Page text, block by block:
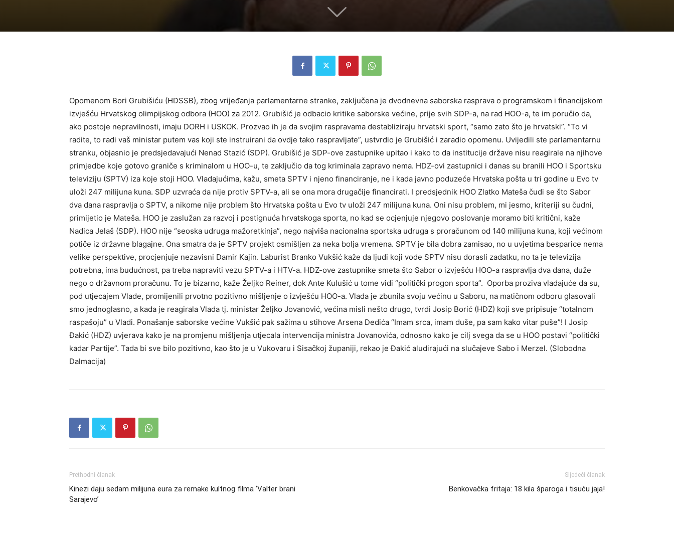
Opomenom Bori Grubišiću (HDSSB), zbog vrijeđanja parlamentarne stranke, zaključena je dvodnevna saborska rasprava o programskom i financijskom
izvješću Hrvatskog olimpijskog odbora (HOO) za 2012. Grubišić je odbacio kritike saborske većine, prije svih SDP-a, na rad HOO-a, te im poručio da,
ako postoje nepravilnosti, imaju DORH i USKOK. Prozvao ih je da svojim raspravama destabliziraju hrvatski sport, “samo zato što je hrvatski”. “To vi
radite, to radi vaš ministar putem vas koji ste instruirani da ovdje tako raspravljate”, ustvrdio je Grubišić i zaradio opomenu. Uvijedili ste parlamentarnu
stranku, objasnio je predsjedavajući Nenad Stazić (SDP). Grubišić je SDP-ove zastupnike upitao i kako to da institucije države nisu reagirale na njihove
primjedbe koje gotovo graniče s kriminalom u HOO-u, te zaključio da tog kriminala zapravo nema. HDZ-ovi zastupnici i danas su branili HOO i Sportsku
televiziju (SPTV) iza koje stoji HOO. Vladajućima, kažu, smeta SPTV i njeno financiranje, ne i kada javno poduzeće Hrvatska pošta u tri godine u Evo tv
uloži 247 milijuna kuna. SDP uzvraća da nije protiv SPTV-a, ali se ona mora drugačije financirati. I predsjednik HOO Zlatko Mateša čudi se što Sabor
dva dana raspravlja o SPTV, a nikome nije problem što Hrvatska pošta u Evo tv uloži 247 milijuna kuna. Oni nisu problem, mi jesmo, kriteriji su čudni,
primijetio je Mateša. HOO je zaslužan za razvoj i postignuća hrvatskoga sporta, no kad se ocjenjuje njegovo poslovanje moramo biti kritični, kaže
Nadica Jelaš (SDP). HOO nije “seoska udruga mažoretkinja”, nego najviša nacionalna sportska udruga s proračunom od 140 milijuna kuna, koji većinom
potiče iz državne blagajne. Ona smatra da je SPTV projekt osmišljen za neka bolja vremena. SPTV je bila dobra zamisao, no u uvjetima besparice nema
velike perspektive, procjenjuje nezavisni Damir Kajin. Laburist Branko Vukšić kaže da ljudi koji vode SPTV nisu dorasli zadatku, no ta je televizija
potrebna, ima budućnost, pa treba napraviti vezu SPTV-a i HTV-a. HDZ-ove zastupnike smeta što Sabor o izvješću HOO-a raspravlja dva dana, duže
nego o državnom proračunu. To je bizarno, kaže Željko Reiner, dok Ante Kulušić u tome vidi “politički progon sporta”. Oporba proziva vladajuće da su,
pod utjecajem Vlade, promijenili prvotno pozitivno mišljenje o izvješću HOO-a. Vlada je zbunila svoju većinu u Saboru, na matičnom odboru glasovali
smo jednoglasno, a kada je reagirala Vlada tj. ministar Željko Jovanović, većina misli nešto drugo, tvrdi Josip Borić (HDZ) koji sve pripisuje “totalnom
raspašoju” u Vladi. Ponašanje saborske većine Vukšić pak sažima u stihove Arsena Dedića “Imam srca, imam duše, pa sam kako vitar puše”! I Josip
Đakić (HDZ) uvjerava kako je na promjenu mišljenja utjecala intervencija ministra Jovanovića, odnosno kako je cilj svega da se u HOO postavi “politički
kadar Partije”. Tada bi sve bilo pozitivno, kao što je u Vukovaru i Sisačkoj županiji, rekao je Đakić aludirajući na slučajeve Sabo i Merzel. (Slobodna
Dalmacija)
Prethodni članak
Kinezi daju sedam milijuna eura za remake kultnog filma ‘Valter brani
Sarajevo’
Sljedeći članak
Benkovačka fritaja: 18 kila šparoga i tisuću jaja!